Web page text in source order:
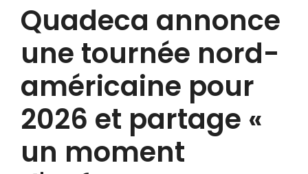
Quadeca annonce
une tournée nord-
américaine pour
2026 et partage «
un moment